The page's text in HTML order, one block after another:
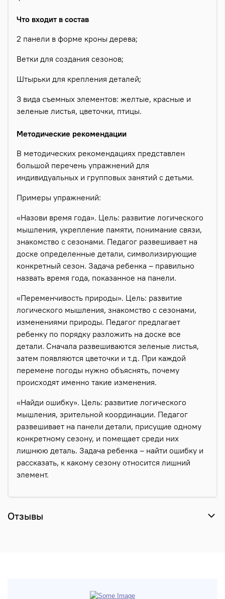
Что входит в состав
2 панели в форме кроны дерева;
Ветки для создания сезонов;
Штырьки для крепления деталей;
3 вида съемных элементов: желтые, красные и
зеленые листья, цветочки, птицы.
Методические рекомендации
В методических рекомендациях представлен
большой перечень упражнений для
индивидуальных и групповых занятий с детьми.
Примеры упражнений:
«Назови время года». Цель: развитие логического
мышления, укрепление памяти, понимание связи,
знакомство с сезонами. Педагог развешивает на
доске определенные детали, символизирующие
конкретный сезон. Задача ребенка – правильно
назвать время года, показанное на панели.
«Переменчивость природы». Цель: развитие
логического мышления, знакомство с сезонами,
изменениями природы. Педагог предлагает
ребенку по порядку разложить на доске все
детали. Сначала развешиваются зеленые листья,
затем появляются цветочки и т.д. При каждой
перемене погоды нужно объяснять, почему
происходят именно такие изменения.
«Найди ошибку». Цель: развитие логического
мышления, зрительной координации. Педагог
развешивает на панели детали, присущие одному
конкретному сезону, и помещает среди них
лишнюю деталь. Задача ребенка – найти ошибку и
рассказать, к какому сезону относится лишний
элемент.
Отзывы